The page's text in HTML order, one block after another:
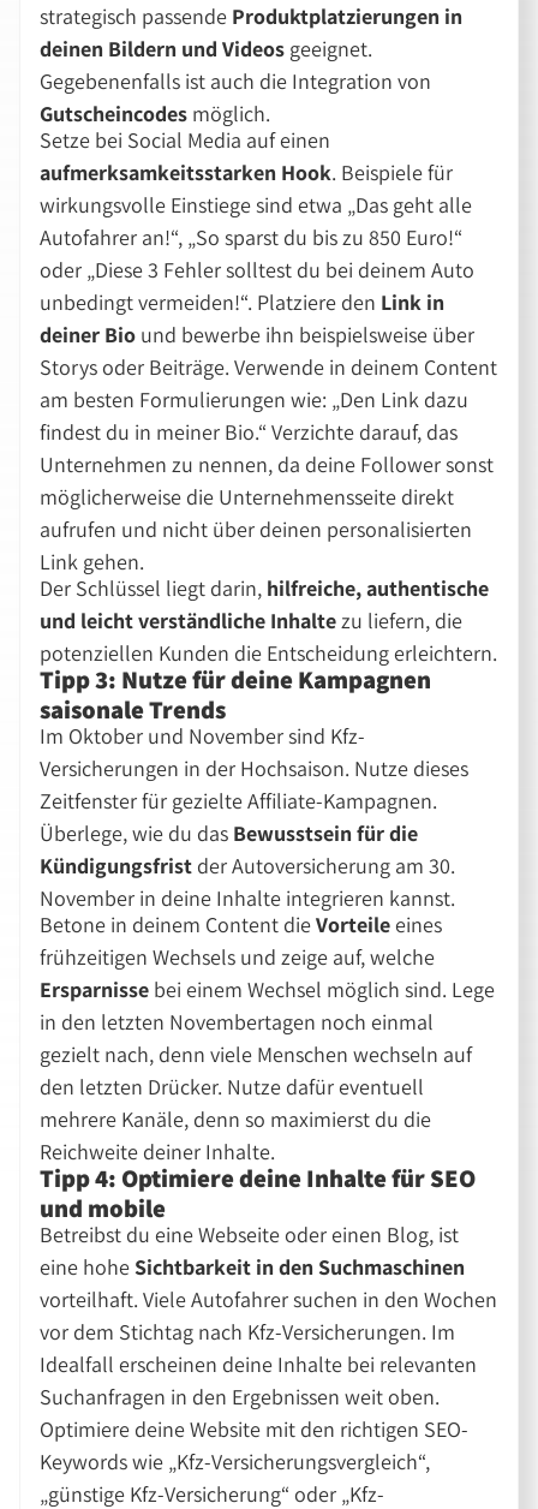
strategisch passende Produktplatzierungen in
deinen Bildern und Videos geeignet.
Gegebenenfalls ist auch die Integration von
Gutscheincodes möglich.
Setze bei Social Media auf einen
aufmerksamkeitsstarken Hook. Beispiele für
wirkungsvolle Einstiege sind etwa Das geht alle
Autofahrer an! , So sparst du bis zu 850 Euro!
oder Diese 3 Fehler solltest du bei deinem Auto
unbedingt vermeiden! . Platziere den Link in
deiner Bio und bewerbe ihn beispielsweise über
Storys oder Beiträge. Verwende in deinem Content
am besten Formulierungen wie: Den Link dazu
findest du in meiner Bio. Verzichte darauf, das
Unternehmen zu nennen, da deine Follower sonst
möglicherweise die Unternehmensseite direkt
aufrufen und nicht über deinen personalisierten
Link gehen.
Der Schlüssel liegt darin, hilfreiche, authentische
und leicht verständliche Inhaltezu liefern, die
potenziellen Kunden die Entscheidung erleichtern.
Tipp 3: Nutze für deine Kampagnen
saisonale Trends
Im Oktober und November sind Kfz-
Versicherungen in der Hochsaison. Nutze dieses
Zeitfenster für gezielte Affiliate-Kampagnen.
Überlege, wie du das Bewusstsein für die
Kündigungsfrist der Autoversicherung am 30.
November in deine Inhalte integrieren kannst.
Betone in deinem Content dieVorteileeines
frühzeitigen Wechsels und zeige auf, welche
Ersparnisse bei einem Wechsel möglich sind. Lege
in den letzten Novembertagen noch einmal
gezielt nach, denn viele Menschen wechseln auf
den letzten Drücker. Nutze dafür eventuell
mehrere Kanäle, denn so maximierst du die
Reichweite deiner Inhalte.
Tipp 4: Optimiere deine Inhalte für SEO
und mobile
Betreibst du eine Webseite oder einen Blog, ist
eine hoheSichtbarkeit in den Suchmaschinen
vorteilhaft. Viele Autofahrer suchen in den Wochen
vor dem Stichtag nach Kfz-Versicherungen. Im
Idealfall erscheinen deine Inhalte bei relevanten
Suchanfragen in den Ergebnissen weit oben.
Optimiere deine Website mit den richtigen SEO-
Keywords wie Kfz-Versicherungsvergleich ,
günstige Kfz-Versicherung oder Kfz-